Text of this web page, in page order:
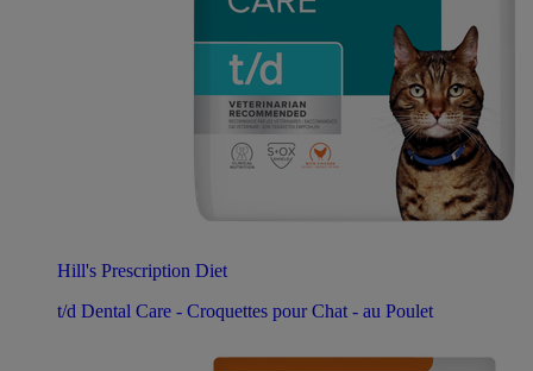
Hill's Prescription Diet
t/d Dental Care - Croquettes pour Chat - au Poulet